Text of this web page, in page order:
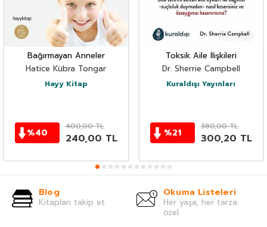
Bağırmayan Anneler
Hatice Kübra Tongar
Hayy Kitap
%40
400,00TL
240,00 TL
Toksik Aile İlişkileri
Dr. Sherrie Campbell
Kuraldışı Yayınları
%21
380,00TL
300,20 TL
Blog
Kitapları takip et.
Okuma Listeleri
Her yaşa, her tarza
özel.